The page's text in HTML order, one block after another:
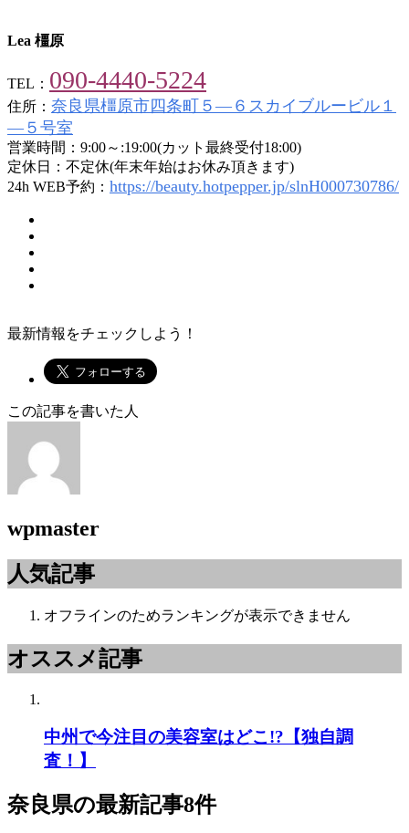
Lea 橿原
TEL： 090-4440-5224
住所： 奈良県橿原市四条町５―６スカイブルービル１
―５号室
営業時間：9:00～:19:00(カット最終受付18:00)
定休日：不定休(年末年始はお休み頂きます)
24h WEB予約： https://beauty.hotpepper.jp/slnH000730786/
最新情報をチェックしよう！
この記事を書いた人
wpmaster
人気記事
オフラインのためランキングが表示できません
オススメ記事
中州で今注目の美容室はどこ!?【独自調
査！】
奈良県の最新記事8件